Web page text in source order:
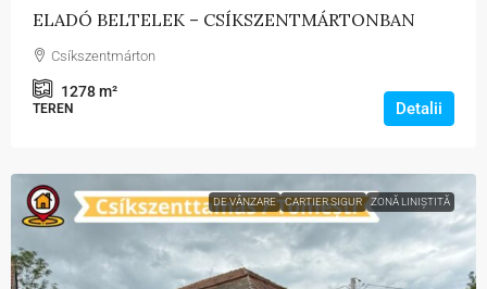
ELADÓ BELTELEK – CSÍKSZENTMÁRTONBAN
Csíkszentmárton
1278m²
TEREN Detalii
DE VÂNZARE CARTIER SIGUR ZONĂ LINIȘTITĂ